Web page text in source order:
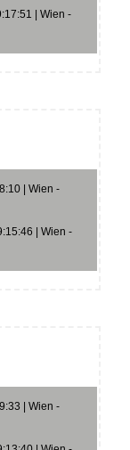
| Wien -
| Wien -
| Wien -
| Wien -